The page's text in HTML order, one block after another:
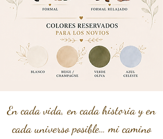
En cada vida, en cada historia y en
cada universo posible… mi camino